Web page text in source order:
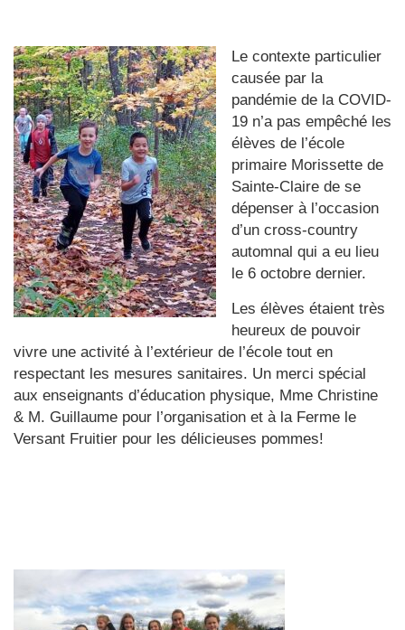
Le contexte particulier
causée par la
pandémie de la COVID-
19 n’a pas empêché les
élèves de l’école
primaire Morissette de
Sainte-Claire de se
dépenser à l’occasion
d’un cross-country
automnal qui a eu lieu
le 6 octobre dernier.
Les élèves étaient très
heureux de pouvoir
vivre une activité à l’extérieur de l’école tout en
respectant les mesures sanitaires. Un merci spécial
aux enseignants d’éducation physique, Mme Christine
& M. Guillaume pour l’organisation et à la Ferme le
Versant Fruitier pour les délicieuses pommes!